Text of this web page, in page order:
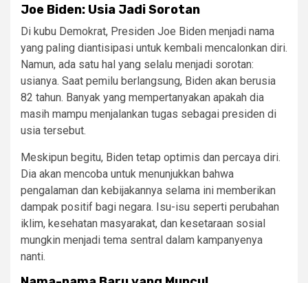
Joe Biden: Usia Jadi Sorotan
Di kubu Demokrat, Presiden Joe Biden menjadi nama
yang paling diantisipasi untuk kembali mencalonkan diri.
Namun, ada satu hal yang selalu menjadi sorotan:
usianya. Saat pemilu berlangsung, Biden akan berusia
82 tahun. Banyak yang mempertanyakan apakah dia
masih mampu menjalankan tugas sebagai presiden di
usia tersebut.
Meskipun begitu, Biden tetap optimis dan percaya diri.
Dia akan mencoba untuk menunjukkan bahwa
pengalaman dan kebijakannya selama ini memberikan
dampak positif bagi negara. Isu-isu seperti perubahan
iklim, kesehatan masyarakat, dan kesetaraan sosial
mungkin menjadi tema sentral dalam kampanyenya
nanti.